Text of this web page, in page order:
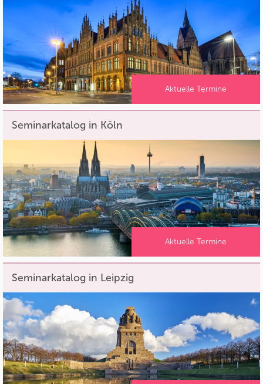
Aktuelle Termine
Seminarkatalog in Köln
Aktuelle Termine
Seminarkatalog in Leipzig